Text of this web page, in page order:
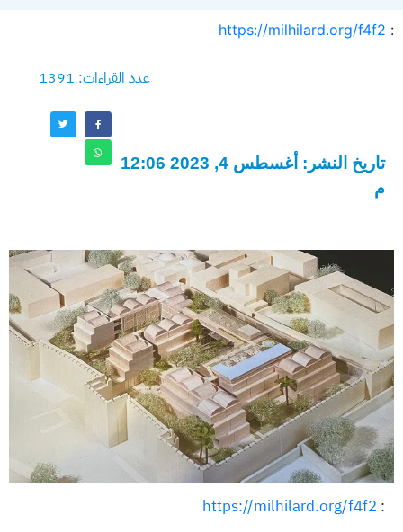
:
https://milhilard.org/f4f2
عدد القراءات: 1391
تاريخ النشر: أغسطس 4, 2023 12:06
م
:
https://milhilard.org/f4f2